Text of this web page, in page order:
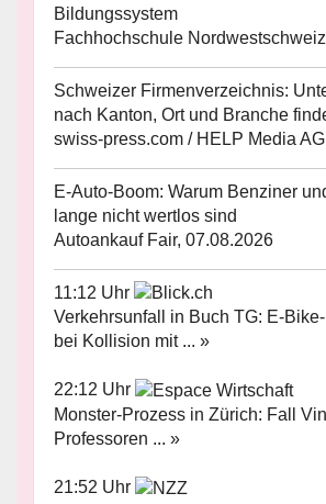
Bildungssystem
Fachhochschule
Schweizer Firmenverzeichnis:
nach Kanton, Ort und Branche
swiss-press.com / HELP Media
E-Auto-Boom: Warum Benziner
lange nicht wertlos sind
Autoankauf Fair, 07.08.2026
11:12 Uhr
Verkehrsunfall in Buch TG: E-
bei Kollision mit ... »
22:12 Uhr
Monster-Prozess in Zürich: Fall
Professoren ... »
21:52 Uhr